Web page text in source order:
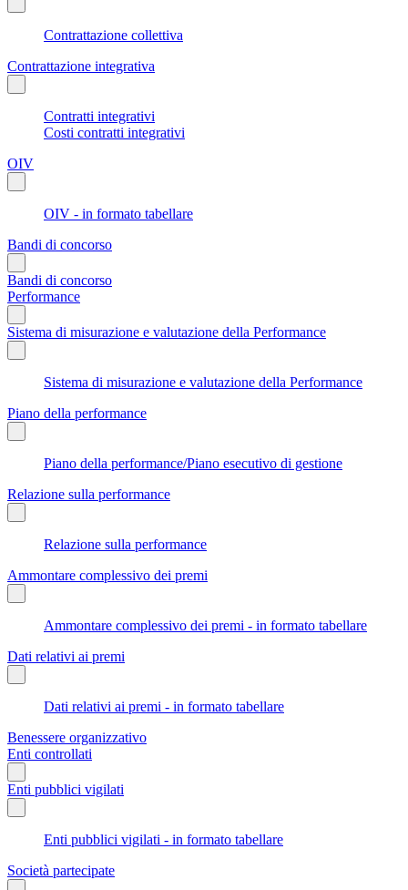
Contrattazione collettiva
Contrattazione integrativa
Contratti integrativi
Costi contratti integrativi
OIV
OIV - in formato tabellare
Bandi di concorso
Bandi di concorso
Performance
Sistema di misurazione e valutazione della Performance
Sistema di misurazione e valutazione della Performance
Piano della performance
Piano della performance/Piano esecutivo di gestione
Relazione sulla performance
Relazione sulla performance
Ammontare complessivo dei premi
Ammontare complessivo dei premi - in formato tabellare
Dati relativi ai premi
Dati relativi ai premi - in formato tabellare
Benessere organizzativo
Enti controllati
Enti pubblici vigilati
Enti pubblici vigilati - in formato tabellare
Società partecipate